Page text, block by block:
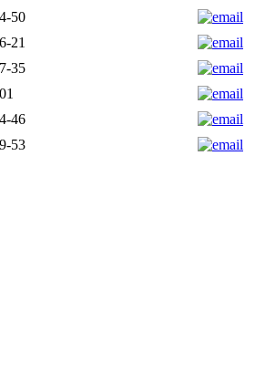
50
21
35
46
53